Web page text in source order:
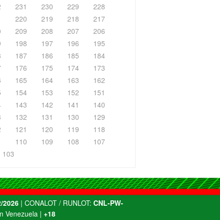
231 230 229
228
220 219 218
217
209 208 207
206
198 197 196
195
187 186 185
184
176 175 174
173
165 164 163
162
154 153 152
151
143 142 141
140
132 131 130
129
121 120 119
118
110 109 108
107
103
2026| CONALOT / RUNLOT: CNL-PW-
Venezuela | +18